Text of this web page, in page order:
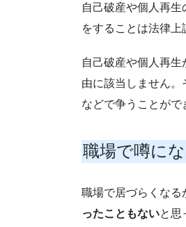
自己破産や個人再
をすることは法律上
自己破産や個人再
由に該当しません。
などで争うことがで
職場で噂に
職場で居づらくなる
ったこともないと思